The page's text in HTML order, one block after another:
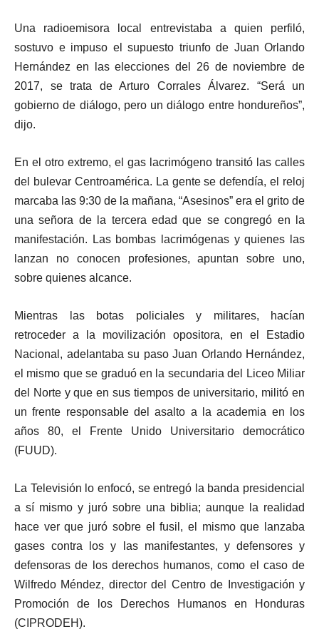
Una radioemisora local entrevistaba a quien perfiló,
sostuvo e impuso el supuesto triunfo de Juan Orlando
Hernández en las elecciones del 26 de noviembre de
2017, se trata de Arturo Corrales Álvarez. “Será un
gobierno de diálogo, pero un diálogo entre hondureños”,
dijo.
En el otro extremo, el gas lacrimógeno transitó las calles
del bulevar Centroamérica. La gente se defendía, el reloj
marcaba las 9:30 de la mañana, “Asesinos” era el grito de
una señora de la tercera edad que se congregó en la
manifestación. Las bombas lacrimógenas y quienes las
lanzan no conocen profesiones, apuntan sobre uno,
sobre quienes alcance.
Mientras las botas policiales y militares, hacían
retroceder a la movilización opositora, en el Estadio
Nacional, adelantaba su paso Juan Orlando Hernández,
el mismo que se graduó en la secundaria del Liceo Miliar
del Norte y que en sus tiempos de universitario, militó en
un frente responsable del asalto a la academia en los
años 80, el Frente Unido Universitario democrático
(FUUD).
La Televisión lo enfocó, se entregó la banda presidencial
a sí mismo y juró sobre una biblia; aunque la realidad
hace ver que juró sobre el fusil, el mismo que lanzaba
gases contra los y las manifestantes, y defensores y
defensoras de los derechos humanos, como el caso de
Wilfredo Méndez, director del Centro de Investigación y
Promoción de los Derechos Humanos en Honduras
(CIPRODEH).